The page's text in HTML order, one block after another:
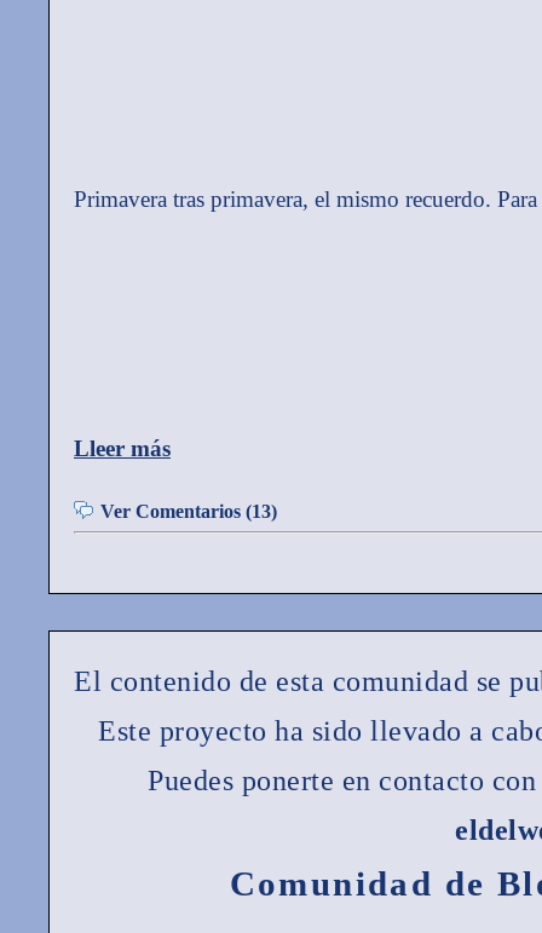
Primavera tras primavera, el mismo recuerdo.
Lleer más
Ver Comentarios (13)
El contenido de esta comunidad se
Este proyecto ha sido llevado a
Puedes ponerte en contacto
Comunidad de